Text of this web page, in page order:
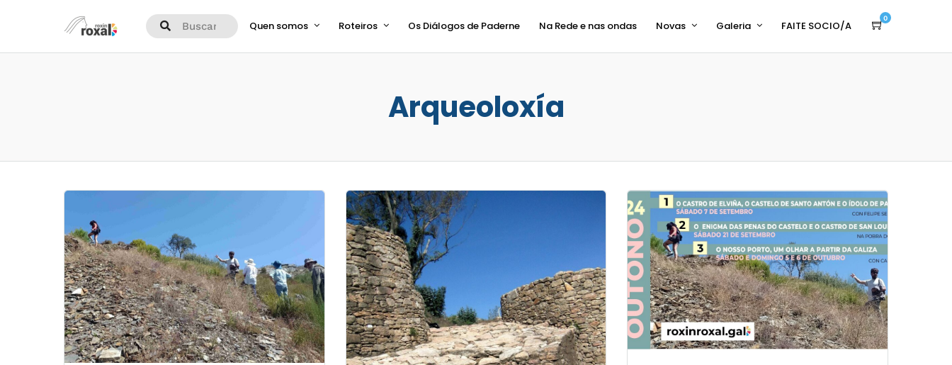
Quen somos Roteiros Os Diálogos de Paderne Na Rede e nas ondas Novas Galeria FAITE SOCIO/A
0
Arqueoloxía